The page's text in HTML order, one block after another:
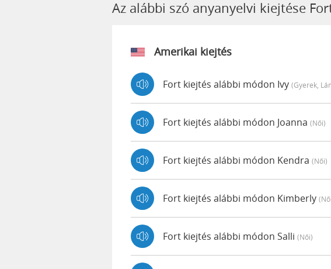
Az alábbi szó anyanyelvi kiejtése
Amerikai kiejtés
Fort kiejtés alábbi módon Ivy (gyerek,
Fort kiejtés alábbi módon Joanna (női)
Fort kiejtés alábbi módon Kendra (női)
Fort kiejtés alábbi módon Kimberly
Fort kiejtés alábbi módon Salli (női)